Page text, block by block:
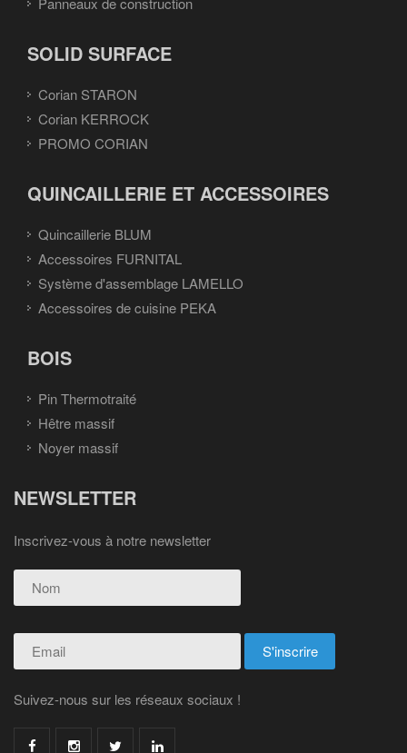
SOLID SURFACE
Corian STARON
Corian KERROCK
PROMO CORIAN
QUINCAILLERIE ET ACCESSOIRES
Quincaillerie BLUM
Accessoires FURNITAL
Système d'assemblage LAMELLO
Accessoires de cuisine PEKA
BOIS
Pin Thermotraité
Hêtre massif
Noyer massif
NEWSLETTER
Inscrivez-vous à notre newsletter
Suivez-nous sur les réseaux sociaux !